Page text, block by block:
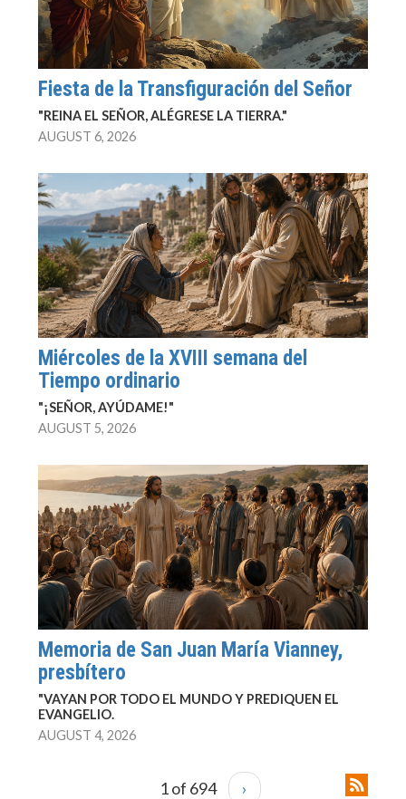
Fiesta de la Transfiguración del Señor
"REINA EL SEÑOR, ALÉGRESE LA TIERRA."
AUGUST 6, 2026
Miércoles de la XVIII semana del
Tiempo ordinario
"¡SEÑOR, AYÚDAME!"
AUGUST 5, 2026
Memoria de San Juan María Vianney,
presbítero
"VAYAN POR TODO EL MUNDO Y PREDIQUEN EL
EVANGELIO.
AUGUST 4, 2026
1 of 694 ›